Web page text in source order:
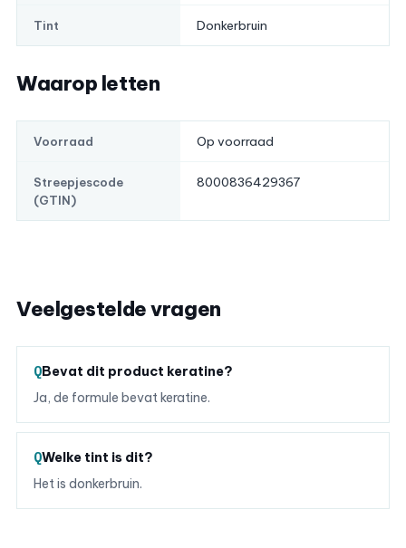
Tint Donkerbruin
Waarop letten
Voorraad Op voorraad
Streepjescode
(GTIN)
8000836429367
Veelgestelde vragen
Bevat dit product keratine?
Ja, de formule bevat keratine.
Welke tint is dit?
Het is donkerbruin.